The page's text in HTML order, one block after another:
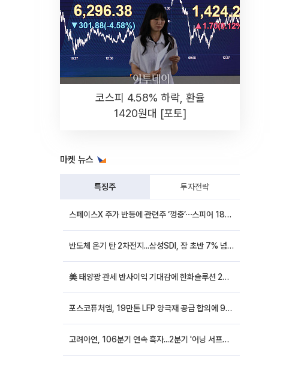
코스피 4.58% 하락, 환율
1420원대 [포토]
마켓 뉴스
특징주 투자전략
스페이스X 주가 반등에 관련주 ‘껑충’⋯스피어 18%ㆍ에이치브이엠 12%↑
반도체 온기 탄 2차전지...삼성SDI, 장 초반 7% 넘게 껑충
美 태양광 관세 반사이익 기대감에 한화솔루션 20%대·OCI홀딩스 14%대 급등
포스코퓨처엠, 19만톤 LFP 양극재 공급 합의에 9%대 강세
고려아연, 106분기 연속 흑자...2분기 '어닝 서프라이즈'에 장 초반 12%대 강세